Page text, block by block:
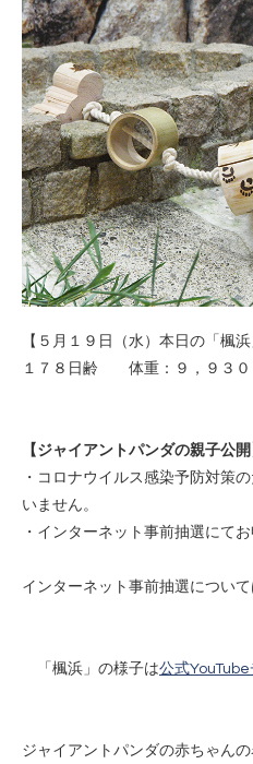
【５月１９日（水）本日の「楓浜
１７８日齢 体重：９，９３０
【ジャイアントパンダの親子公開
・コロナウイルス感染予防対策
いません。
・インターネット事前抽選にて
インターネット事前抽選について
「楓浜」の様子は公式
ジャイアントパンダの赤ちゃん